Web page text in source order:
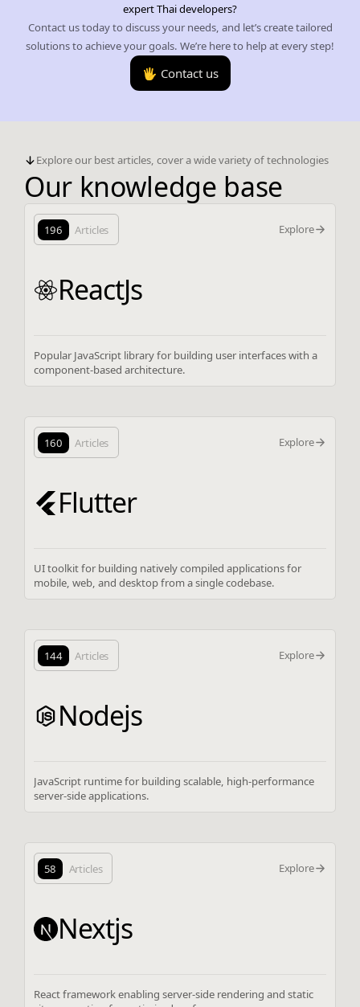
expert Thai developers?
Contact us today to discuss your needs, and let’s create tailored
solutions to achieve your goals. We’re here to help at every step!
🖐️ Contact us
Explore our best articles, cover a wide variety of technologies
Our knowledge base
196 Articles Explore
ReactJs
Popular JavaScript library for building user interfaces with a
component-based architecture.
160 Articles Explore
Flutter
UI toolkit for building natively compiled applications for
mobile, web, and desktop from a single codebase.
144 Articles Explore
Nodejs
JavaScript runtime for building scalable, high-performance
server-side applications.
58 Articles Explore
Nextjs
React framework enabling server-side rendering and static